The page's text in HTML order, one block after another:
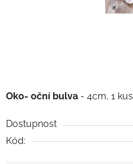
Oko- oční bulva - 4cm, 1 kus
Dostupnost
Kód: